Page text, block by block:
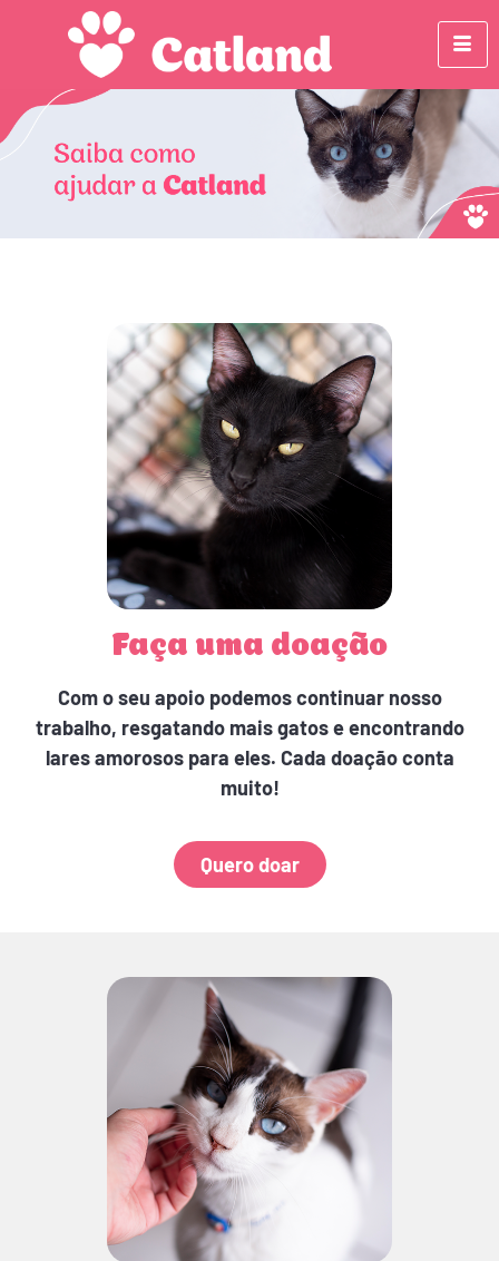
Faça uma doação
Com o seu apoio podemos continuar nosso
trabalho, resgatando mais gatos e encontrando
lares amorosos para eles. Cada doação conta
muito!
Quero doar